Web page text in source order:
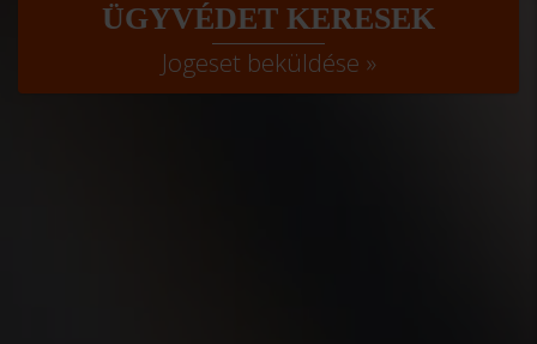
ÜGYVÉDET KERESEK
Jogeset beküldése »